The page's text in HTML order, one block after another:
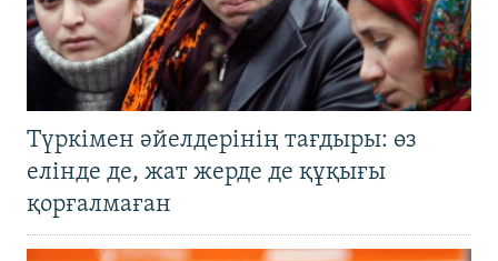
Түркімен әйелдерінің тағдыры: өз
елінде де, жат жерде де құқығы
қорғалмаған